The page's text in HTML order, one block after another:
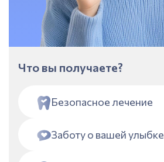
Что вы получаете?
Безопасное лечение
Заботу о вашей улыбке